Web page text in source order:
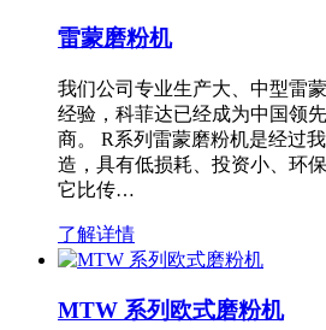
雷蒙磨粉机
我们公司专业生产大、中型雷
经验，科菲达已经成为中国领
商。 R系列雷蒙磨粉机是经过
造，具有低损耗、投资小、环
它比传…
了解详情
MTW 系列欧式磨粉机